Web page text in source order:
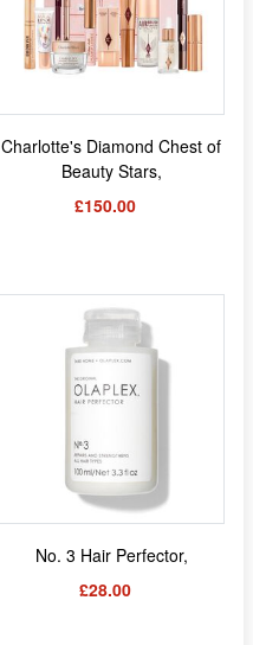
Charlotte's Diamond Chest of
Beauty Stars,
£150.00
No. 3 Hair Perfector,
£28.00